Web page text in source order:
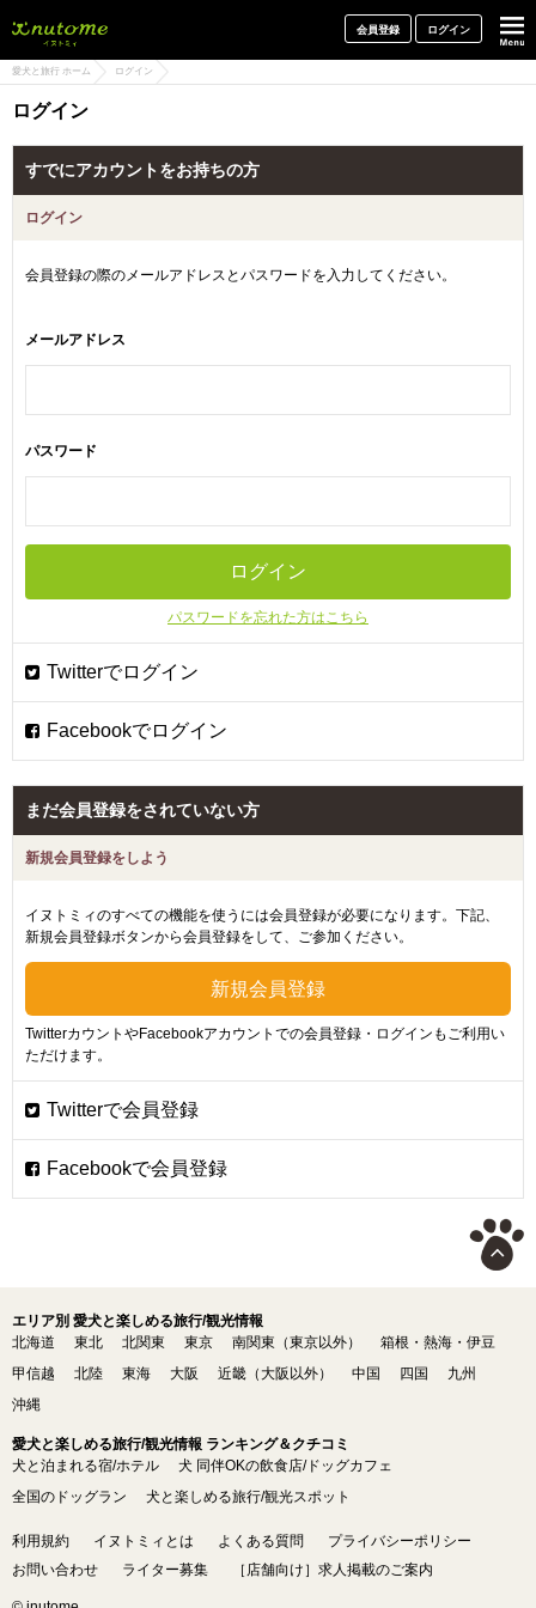
会員登録 ログイン
愛犬と旅行 ホーム ログイン
ログイン
すでにアカウントをお持ちの方
ログイン
会員登録の際のメールアドレスとパスワードを入力してください。
メールアドレス
パスワード
パスワードを忘れた方はこちら
まだ会員登録をされていない方
新規会員登録をしよう
イヌトミィのすべての機能を使うには会員登録が必要になります。下記、
新規会員登録ボタンから会員登録をして、ご参加ください。
TwitterカウントやFacebookアカウントでの会員登録・ログインもご利用い
ただけます。
エリア別 愛犬と楽しめる旅行/観光情報
北海道
東北 北関東 東京 南関東（東京以外）
箱根・熱海・伊豆
甲信越
北陸 東海 大阪 近畿（大阪以外） 中国 四国
九州
沖縄
愛犬と楽しめる旅行/観光情報 ランキング＆クチコミ
犬と泊まれる宿/ホテル
犬 同伴OKの飲食店/ドッグカフェ
全国のドッグラン
犬と楽しめる旅行/観光スポット
利用規約 イヌトミィとは よくある質問
プライバシーポリシー
お問い合わせ
ライター募集 ［店舗向け］求人掲載のご案内